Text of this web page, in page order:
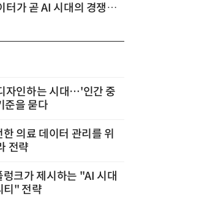
체계화 된 데이터가 곧 AI 시대의 경쟁력이다
자인하는 시대…'인간 중
준을 묻다
한 의료 데이터 관리를 위
전략
렁크가 제시하는 "AI 시대
티" 전략